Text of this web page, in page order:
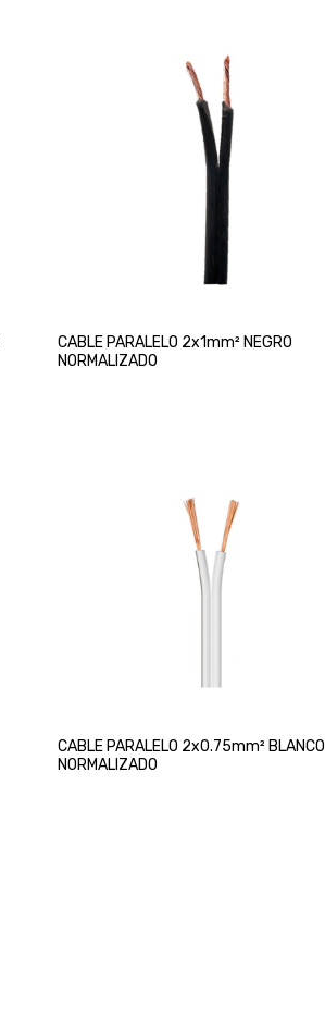
CABLE PARALELO 2x1mm² NEGRO
NORMALIZADO
CABLE PARALELO 2x0.75mm² BLANCO
NORMALIZADO